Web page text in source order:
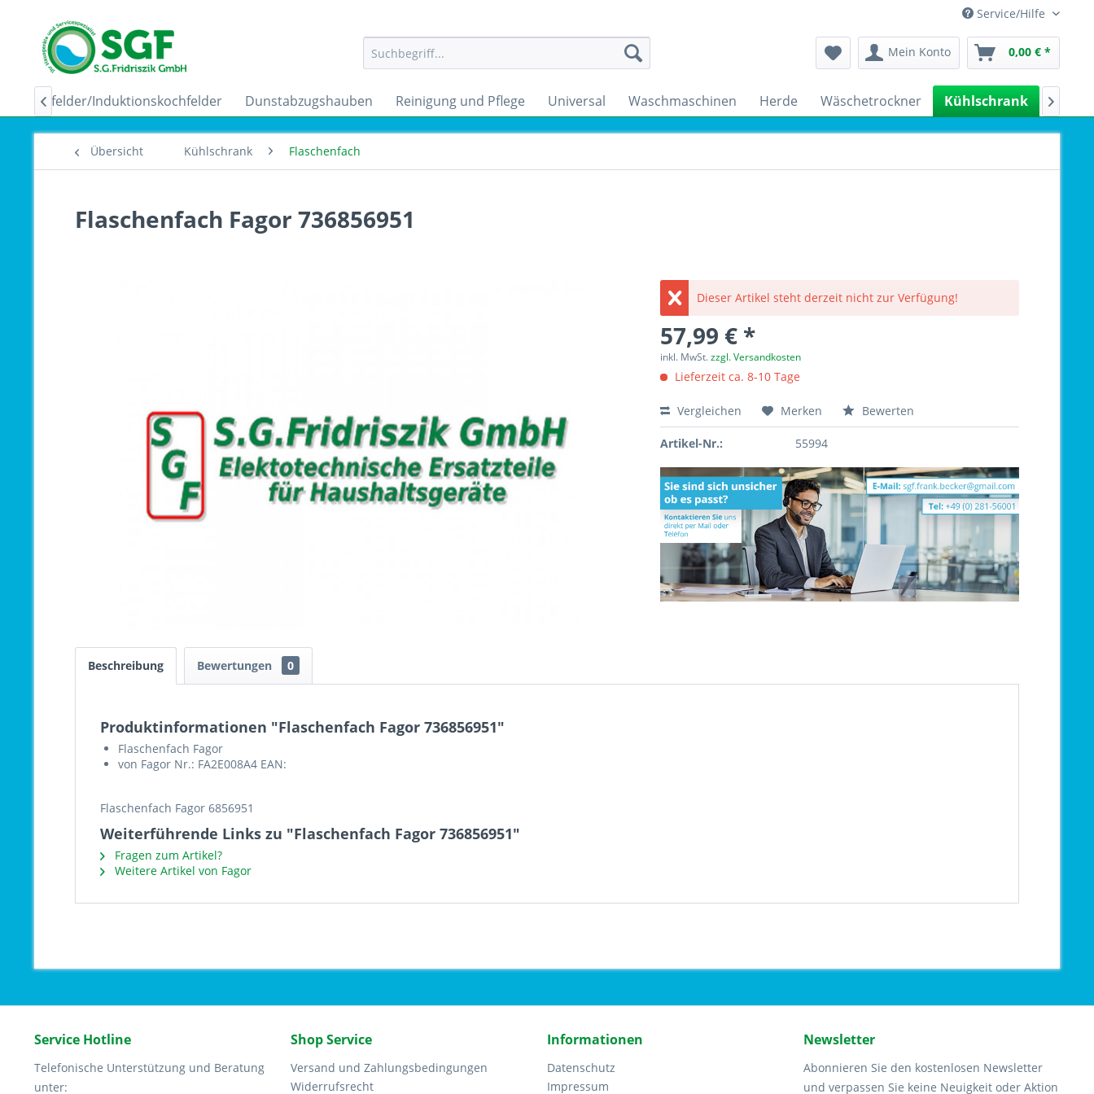
Service/Hilfe
Mein Konto 0,00 € *
Ceranfelder/Induktionskochfelder Dunstabzugshauben Reinigung und Pflege Universal Waschmaschinen Herde Wäschetrockner Kühlschrank
 
Übersicht Kühlschrank Flaschenfach
Flaschenfach Fagor 736856951
Dieser Artikel steht derzeit nicht zur Verfügung!
57,99 € *
inkl. MwSt.zzgl. Versandkosten
Lieferzeit ca. 8-10 Tage
Vergleichen Merken Bewerten
Artikel-Nr.: 55994
Beschreibung Bewertungen 0
Produktinformationen "Flaschenfach Fagor 736856951"
Flaschenfach Fagor
von Fagor Nr.: FA2E008A4 EAN:
Flaschenfach Fagor 6856951
Weiterführende Links zu "Flaschenfach Fagor 736856951"
Fragen zum Artikel?
Weitere Artikel von Fagor
Service Hotline
Telefonische Unterstützung und Beratung
unter:
Shop Service
Versand und Zahlungsbedingungen
Widerrufsrecht
Informationen
Datenschutz
Impressum
Newsletter
Abonnieren Sie den kostenlosen Newsletter
und verpassen Sie keine Neuigkeit oder Aktion